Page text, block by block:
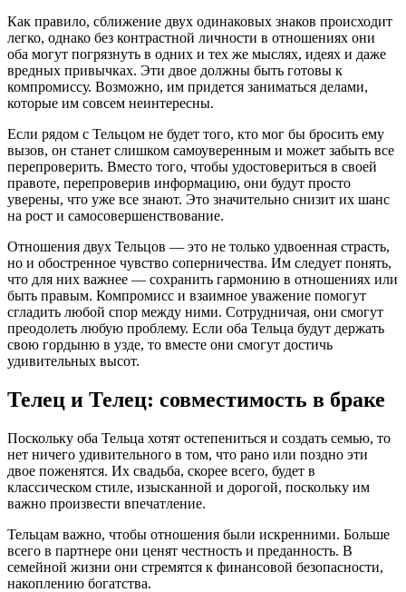
Как правило, сближение двух одинаковых знаков происходит
легко, однако без контрастной личности в отношениях они
оба могут погрязнуть в одних и тех же мыслях, идеях и даже
вредных привычках. Эти двое должны быть готовы к
компромиссу. Возможно, им придется заниматься делами,
которые им совсем неинтересны.
Если рядом с Тельцом не будет того, кто мог бы бросить ему
вызов, он станет слишком самоуверенным и может забыть все
перепроверить. Вместо того, чтобы удостовериться в своей
правоте, перепроверив информацию, они будут просто
уверены, что уже все знают. Это значительно снизит их шанс
на рост и самосовершенствование.
Отношения двух Тельцов — это не только удвоенная страсть,
но и обостренное чувство соперничества. Им следует понять,
что для них важнее — сохранить гармонию в отношениях или
быть правым. Компромисс и взаимное уважение помогут
сгладить любой спор между ними. Сотрудничая, они смогут
преодолеть любую проблему. Если оба Тельца будут держать
свою гордыню в узде, то вместе они смогут достичь
удивительных высот.
Телец и Телец: совместимость в браке
Поскольку оба Тельца хотят остепениться и создать семью, то
нет ничего удивительного в том, что рано или поздно эти
двое поженятся. Их свадьба, скорее всего, будет в
классическом стиле, изысканной и дорогой, поскольку им
важно произвести впечатление.
Тельцам важно, чтобы отношения были искренними. Больше
всего в партнере они ценят честность и преданность. В
семейной жизни они стремятся к финансовой безопасности,
накоплению богатства.